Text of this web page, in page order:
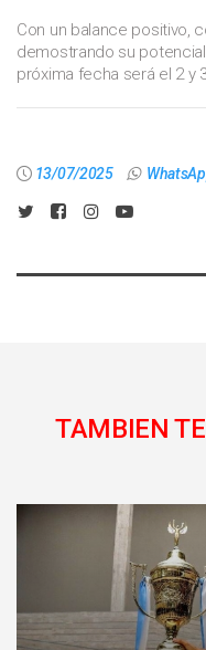
Con un balance positivo,
demostrando su
próxima fecha será el 2 y
13/07/2025
TAMBIEN